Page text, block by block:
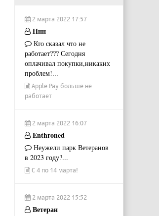
2 марта 2022 17:57
Ннн
Кто сказал что не
работает??? Сегодня
оплачивал покупки,никаких
проблем!...
Apple Pay больше не
работает
2 марта 2022 16:07
Enthroned
Неужели парк Ветеранов
в 2023 году?...
С 4 по 14 марта!
2 марта 2022 15:52
Ветеран